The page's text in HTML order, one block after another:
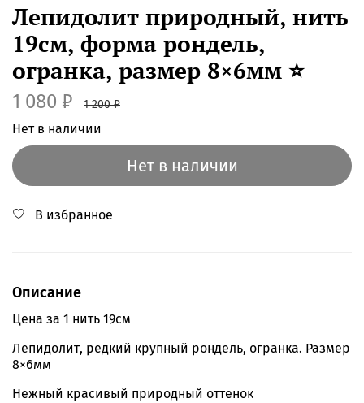
Лепидолит природный, нить
19см, форма рондель,
огранка, размер 8×6мм ⭐️
1 080 ₽ 1 200 ₽
Нет в наличии
Нет в наличии
В избранное
Описание
Цена за 1 нить 19см
Лепидолит, редкий крупный рондель, огранка. Размер
8×6мм
Нежный красивый природный оттенок